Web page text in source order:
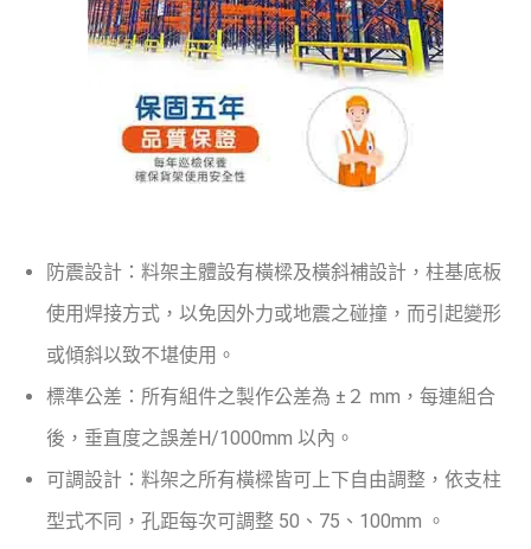
防震設計：料架主體設有橫樑及橫斜補設計，柱基底板
使用焊接方式，以免因外力或地震之碰撞，而引起變形
或傾斜以致不堪使用。
標準公差：所有組件之製作公差為 ±２ mm，每連組合
後，垂直度之誤差H/1000mm 以內。
可調設計：料架之所有橫樑皆可上下自由調整，依支柱
型式不同，孔距每次可調整 50、75、100mm 。